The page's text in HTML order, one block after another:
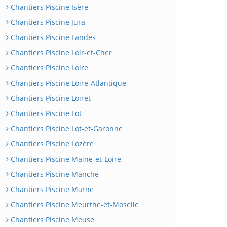
Chantiers Piscine Isère
Chantiers Piscine Jura
Chantiers Piscine Landes
Chantiers Piscine Loir-et-Cher
Chantiers Piscine Loire
Chantiers Piscine Loire-Atlantique
Chantiers Piscine Loiret
Chantiers Piscine Lot
Chantiers Piscine Lot-et-Garonne
Chantiers Piscine Lozère
Chantiers Piscine Maine-et-Loire
Chantiers Piscine Manche
Chantiers Piscine Marne
Chantiers Piscine Meurthe-et-Moselle
Chantiers Piscine Meuse